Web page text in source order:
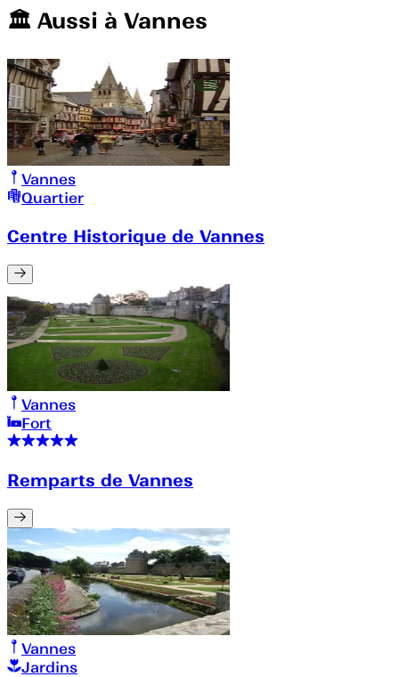
🏛️️ Aussi à Vannes
Vannes
Quartier
Centre Historique de Vannes
Vannes
Fort
Remparts de Vannes
Vannes
Jardins